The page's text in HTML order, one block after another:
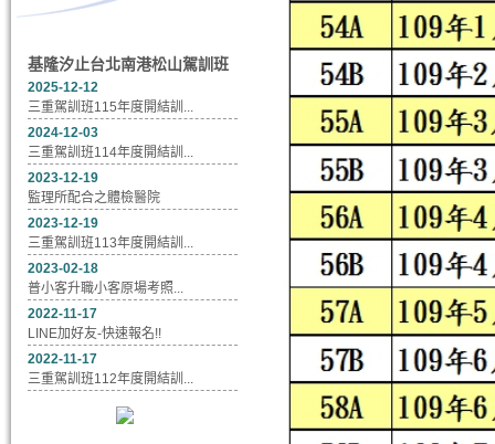
基隆汐止台北南港松山駕訓班
2025-12-12
三重駕訓班115年度開結訓...
2024-12-03
三重駕訓班114年度開結訓...
2023-12-19
監理所配合之體檢醫院
2023-12-19
三重駕訓班113年度開結訓...
2023-02-18
普小客升職小客原場考照...
2022-11-17
LINE加好友-快速報名!!
2022-11-17
三重駕訓班112年度開結訓...